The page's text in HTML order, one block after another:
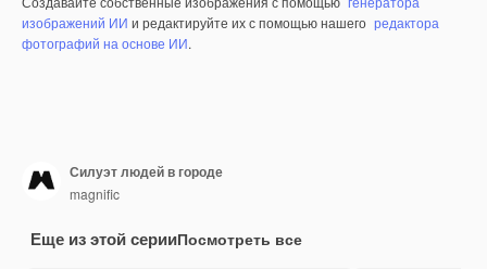
изображений ИИ и редактируйте их с помощью нашего редактора
фотографий на основе ИИ.
Силуэт людей в городе
magnific
Еще из этой серииПосмотреть все